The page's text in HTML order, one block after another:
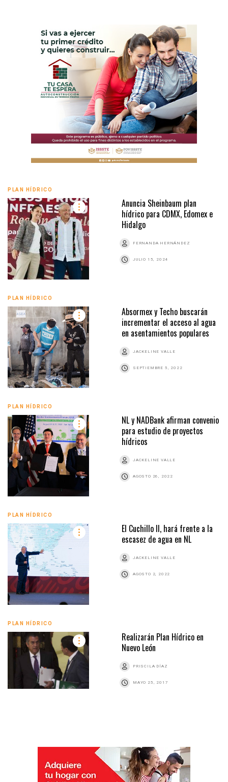
PLAN HÍDRICO
Anuncia Sheinbaum plan
hídrico para CDMX, Edomex e
Hidalgo
FERNANDA HERNÁNDEZ
JULIO 15, 2024
PLAN HÍDRICO
Absormex y Techo buscarán
incrementar el acceso al agua
en asentamientos populares
JACKELINE VALLE
SEPTIEMBRE 5, 2022
PLAN HÍDRICO
NL y NADBank afirman convenio
para estudio de proyectos
hídricos
JACKELINE VALLE
AGOSTO 26, 2022
PLAN HÍDRICO
El Cuchillo II, hará frente a la
escasez de agua en NL
JACKELINE VALLE
AGOSTO 2, 2022
PLAN HÍDRICO
Realizarán Plan Hídrico en
Nuevo León
PRISCILA DÍAZ
MAYO 25, 2017